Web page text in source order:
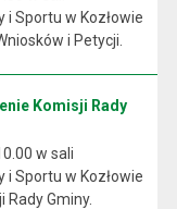
Sportu w Kozłowie
i Petycji.
Komisji Rady
w sali
Sportu w Kozłowie
Gminy.